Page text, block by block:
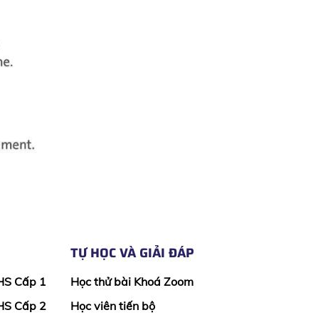
Cấp 1
Cấp 2
TỰ HỌC VÀ GIẢI ĐÁP
Học thử bài Khoá Zoom
Học viên tiến bộ